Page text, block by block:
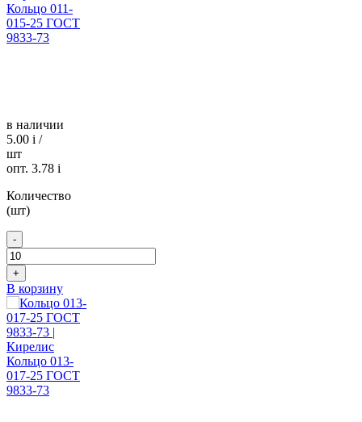
Кольцо 011-
015-25 ГОСТ
9833-73
в наличии
5.00 i /
шт
опт. 3.78 i
Количество
(шт)
-
+
В корзину
Кольцо 013-
017-25 ГОСТ
9833-73